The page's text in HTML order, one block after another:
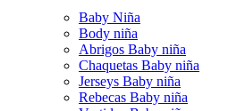
Baby Niña
Body niña
Abrigos Baby niña
Chaquetas Baby niña
Jerseys Baby niña
Rebecas Baby niña